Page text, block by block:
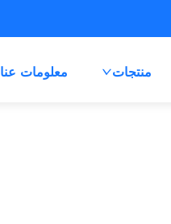
منتجات معلومات عنا